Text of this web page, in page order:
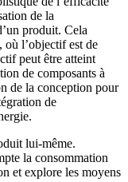
de la
produit. Cela
l’objectif est de
peut être atteint
de composants à
de la conception pour
de
lui-même.
la consommation
et explore les moyens